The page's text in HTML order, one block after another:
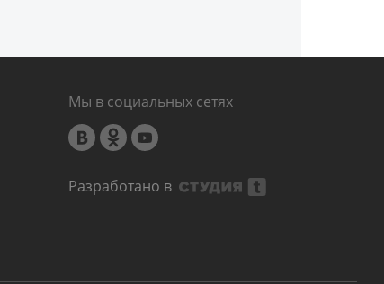
Мы в социальных сетях
Разработано в